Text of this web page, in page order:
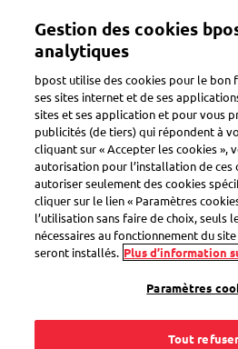
contenu
Toggle navigation
Livraison dans un distributeur Bbox
Comment
un colis
distributeur
Gestion des cookies
analytiques
bpost utilise des cookies pour le bon
ses sites internet et de ses
sites et ses application et pour vous
publicités (de tiers) qui répondent à
cliquant sur « Accepter les cookies »,
autorisation pour l’installation de ces
autoriser seulement des cookies
cliquer sur le lien « Paramètres
l’utilisation sans faire de choix, seuls
nécessaires au fonctionnement du
seront installés. Plus d’information
Paramètres
Tout